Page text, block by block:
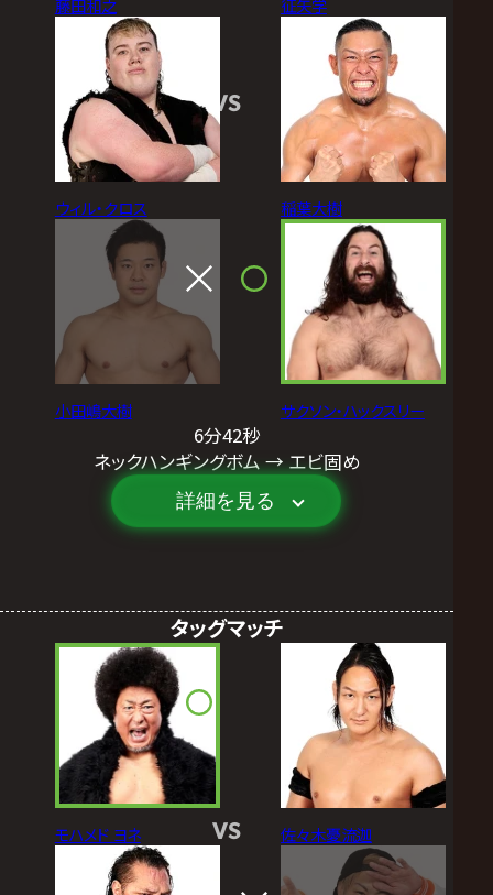
藤田和之
ウィル・クロス
小田嶋大樹
VS
征矢学
稲葉大樹
サクソン・ハックスリー
6分42秒
ネックハンギングボム → エビ固め
詳細を見る
タッグマッチ
モハメド ヨネ VS 佐々木憂流迦